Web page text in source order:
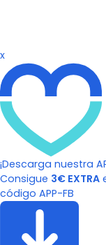
x
¡Descarga nuestra
Consigue 3€ EXTRA
código APP-FB